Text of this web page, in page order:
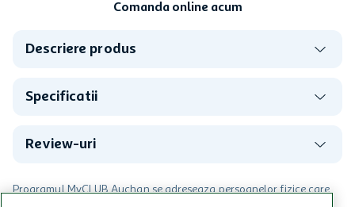
Comanda online acum
Descriere produs
Specificatii
Review-uri
Programul MyCLUB Auchan se adreseaza persoanelor fizice care